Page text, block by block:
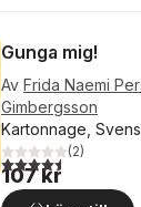
Gunga mig!
Av Frida Naemi
Gimbergsson
Kartonnage,
4,5utav 5 stjärnor.
(2)
107 kr